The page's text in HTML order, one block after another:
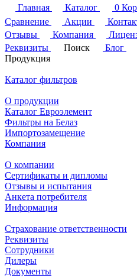
Главная
Каталог 0
Сравнение
Акции
Отзывы
Компания
Реквизиты
Поиск Блог
Продукция
Каталог фильтров
О продукции
Каталог Евроэлемент
Фильтры на Белаз
Импортозамещение
Компания
О компании
Сертификаты и дипломы
Отзывы и испытания
Анкета потребителя
Информация
Страхование ответственности
Реквизиты
Сотрудники
Дилеры
Документы